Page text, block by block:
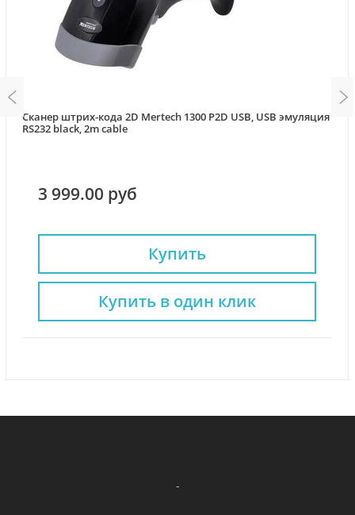
Сканер штрих-кода 2D Mertech 1300 P2D USB, USB эмуляция
RS232 black, 2m cable
3 999.00 руб
Купить
Купить в один клик
-